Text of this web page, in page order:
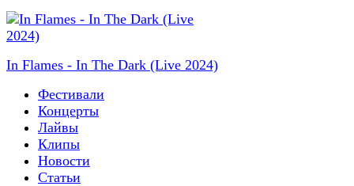
In Flames - In The Dark (Live 2024)
Фестивали
Концерты
Лайвы
Клипы
Новости
Статьи